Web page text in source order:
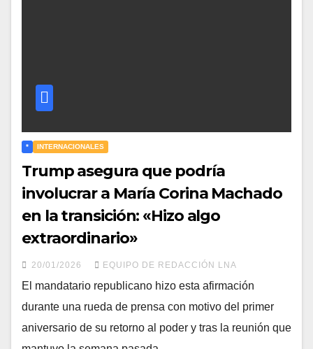
* INTERNACIONALES
Trump asegura que podría
involucrar a María Corina Machado
en la transición: «Hizo algo
extraordinario»
20/01/2026 EQUIPO DE REDACCIÓN LNA
El mandatario republicano hizo esta afirmación
durante una rueda de prensa con motivo del primer
aniversario de su retorno al poder y tras la reunión que